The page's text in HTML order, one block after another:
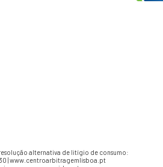
alternativa de litígio de consumo:
| www.centroarbitragemlisboa.pt